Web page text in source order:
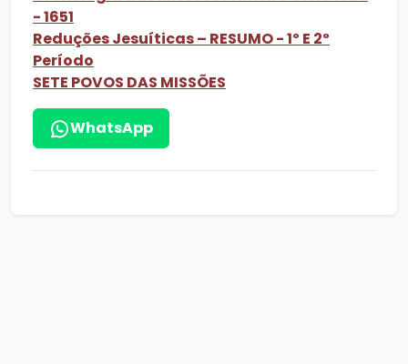
- 1651
Reduções Jesuíticas – RESUMO - 1º E 2º
Período
SETE POVOS DAS MISSÕES
WhatsApp